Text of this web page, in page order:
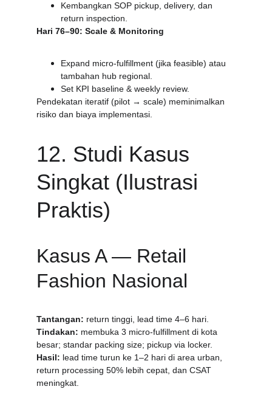
Kembangkan SOP pickup, delivery, dan
return inspection.
Hari 76–90: Scale & Monitoring
Expand micro-fulfillment (jika feasible) atau
tambahan hub regional.
Set KPI baseline & weekly review.
Pendekatan iteratif (pilot → scale) meminimalkan
risiko dan biaya implementasi.
12. Studi Kasus
Singkat (Ilustrasi
Praktis)
Kasus A — Retail
Fashion Nasional
Tantangan: return tinggi, lead time 4–6 hari.
Tindakan: membuka 3 micro-fulfillment di kota
besar; standar packing size; pickup via locker.
Hasil: lead time turun ke 1–2 hari di area urban,
return processing 50% lebih cepat, dan CSAT
meningkat.